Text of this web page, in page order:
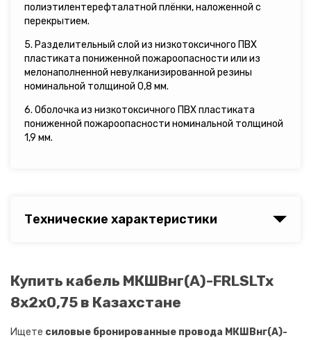
полиэтилентерефталатной плёнки, наложенной с
перекрытием.
5. Разделительный слой из низкотоксичного ПВХ
пластиката пониженной пожароопасности или из
мелонаполненной невулканизированной резины
номинальной толщиной 0,8 мм.
6. Оболочка из низкотоксичного ПВХ пластиката
пониженной пожароопасности номинальной толщиной
1,9 мм.
Технические характеристики
Купить кабель МКШВнг(A)-FRLSLTx
8х2х0,75 в Казахстане
Ищете силовые бронированные провода МКШВнг(A)-